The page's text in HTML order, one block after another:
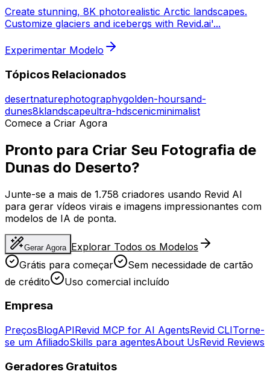
Create stunning, 8K photorealistic Arctic landscapes.
Customize glaciers and icebergs with Revid.ai'...
Experimentar Modelo
Tópicos Relacionados
desertnaturephotographygolden-hoursand-
dunes8klandscapeultra-hdscenicminimalist
Comece a Criar Agora
Pronto para Criar Seu Fotografia de
Dunas do Deserto?
Junte-se a mais de 1.758 criadores usando Revid AI
para gerar vídeos virais e imagens impressionantes com
modelos de IA de ponta.
Gerar Agora Explorar Todos os Modelos
Grátis para começar
Sem necessidade de cartão
de crédito
Uso comercial incluído
Empresa
PreçosBlogAPIRevid MCP for AI AgentsRevid CLITorne-
se um AfiliadoSkills para agentesAbout UsRevid Reviews
Geradores Gratuitos